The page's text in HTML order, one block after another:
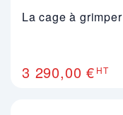
La cage à grimper
3 290,00 € HT